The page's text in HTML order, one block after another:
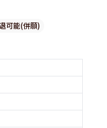
可能(併願)